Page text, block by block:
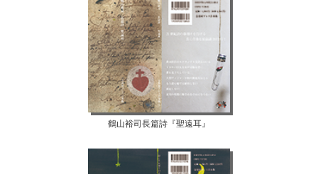
鶴山裕司長篇詩『聖遠耳』